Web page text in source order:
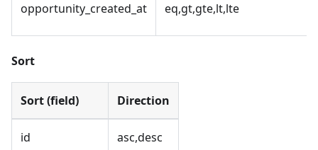
opportunity_created_at eq,gt,gte,lt,lte
Sort
Sort (field) Direction
id asc,desc